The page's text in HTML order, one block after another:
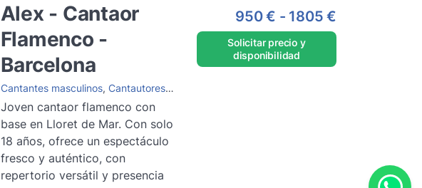
hacer tu evento personalizado a
la perfección. Leer más
Alex - Cantaor
Flamenco -
Barcelona
Cantantes masculinos, Cantautores,Grupos de flamenco
Joven cantaor flamenco con
base en Lloret de Mar. Con solo
18 años, ofrece un espectáculo
fresco y auténtico, con
repertorio versátil y presencia
950 € - 1805 €
Solicitar precio y
disponibilidad